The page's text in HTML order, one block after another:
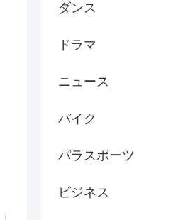
ダンス
ドラマ
ニュース
バイク
パラスポーツ
ビジネス